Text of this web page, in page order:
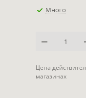
Много
Цена
магазинах